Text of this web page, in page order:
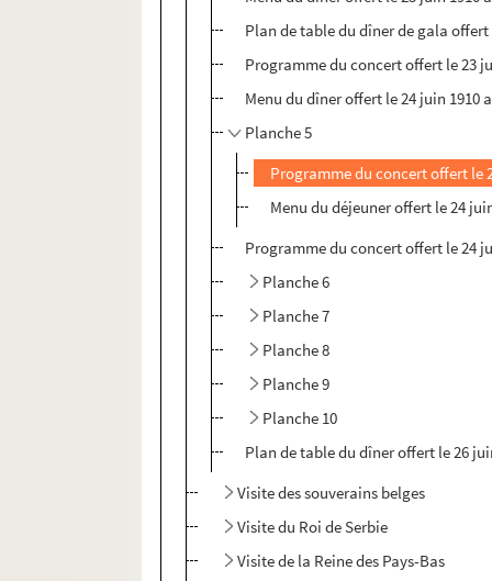
Plan de table du dîner de gala
Programme du concert offert le 23
Menu du dîner offert le 24 juin 1910
Planche 5
Programme du concert offert le
Menu du déjeuner offert le 24
Programme du concert offert le 24
Planche 6
Planche 7
Planche 8
Planche 9
Planche 10
Plan de table du dîner offert le 26
Visite des souverains belges
Visite du Roi de Serbie
Visite de la Reine des Pays-Bas